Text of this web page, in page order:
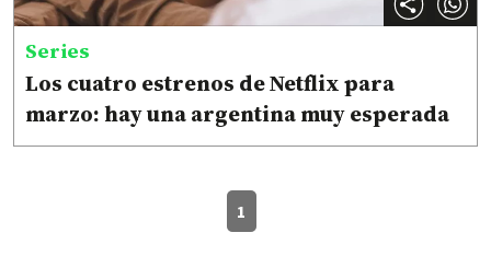
Series
Los cuatro estrenos de Netflix para
marzo: hay una argentina muy esperada
1